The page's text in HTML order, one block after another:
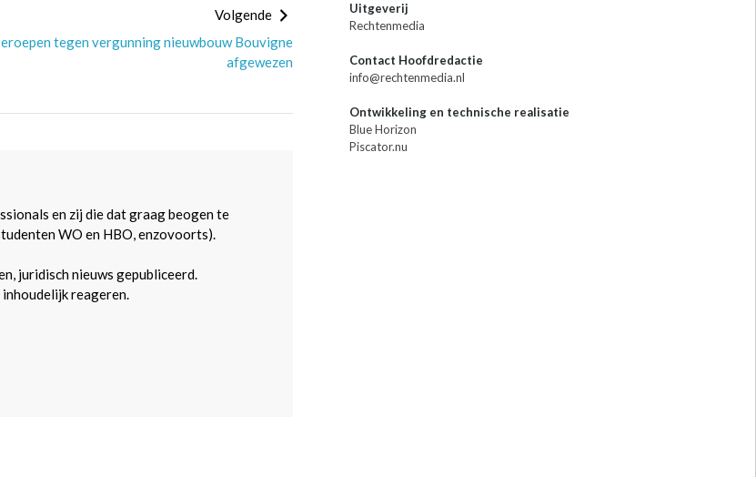
Volgende
tegen vergunning nieuwbouw Bouvigne
afgewezen
en zij die dat graag beogen te
WO en HBO, enzovoorts).
juridisch nieuws gepubliceerd.
reageren.
Uitgeverij
Rechtenmedia
Contact Hoofdredactie
info@rechtenmedia.nl
Ontwikkeling en technische realisatie
Blue Horizon
Piscator.nu